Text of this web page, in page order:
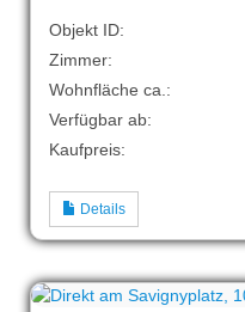
Objekt ID:
Zimmer:
Wohnfläche ca.:
Verfügbar ab:
Kaufpreis:
Details